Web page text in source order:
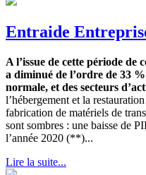
Entraide
A l’issue de cette période de
a diminué de l’ordre de 33
normale, et des secteurs
l’hébergement et la
fabrication de matériels de
sont sombres : une baisse de
l’année 2020 (**)...
Lire la suite...